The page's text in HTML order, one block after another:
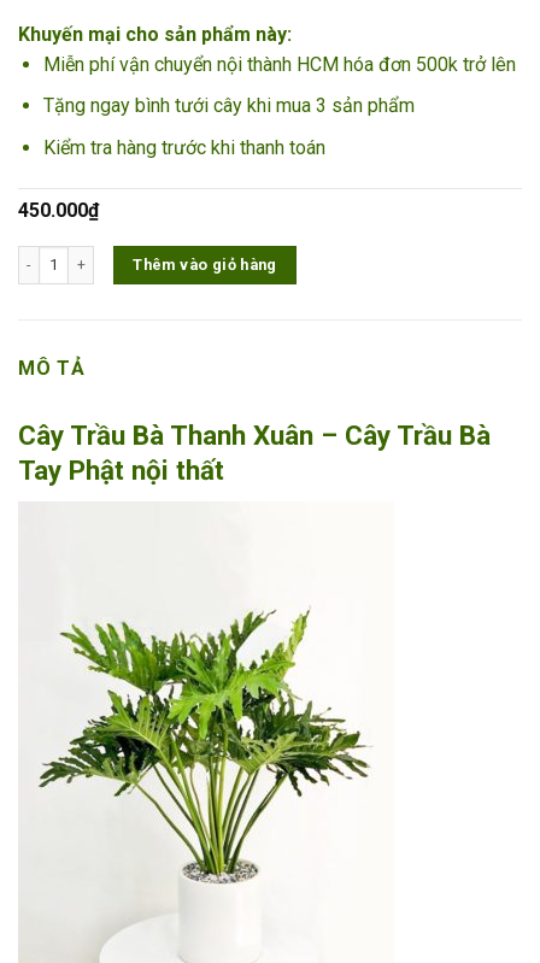
Khuyến mại cho sản phẩm này:
Miễn phí vận chuyển nội thành HCM hóa đơn 500k trở lên
Tặng ngay bình tưới cây khi mua 3 sản phẩm
Kiểm tra hàng trước khi thanh toán
450.000₫
Cây Trầu Bà Thanh Xuân số lượng
Thêm vào giỏ hàng
MÔ TẢ
Cây Trầu Bà Thanh Xuân – Cây Trầu Bà
Tay Phật nội thất